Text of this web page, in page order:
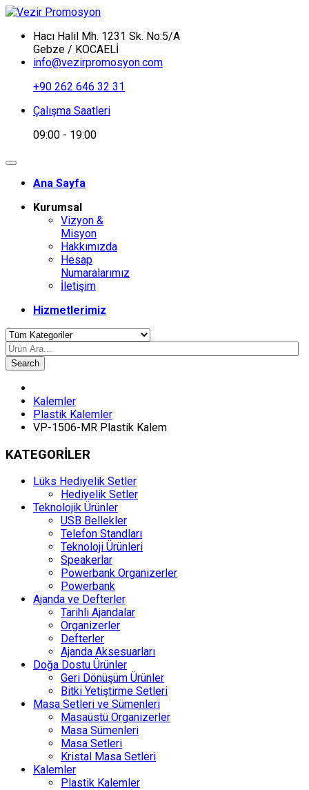
Hacı Halil Mh. 1231 Sk. No:5/A
Gebze / KOCAELİ
info@vezirpromosyon.com
+90 262 646 32 31
Çalışma Saatleri
09:00 - 19:00
Ana Sayfa
Kurumsal
Vizyon &
Misyon
Hakkımızda
Hesap
Numaralarımız
İletişim
Hizmetlerimiz
Search
Kalemler
Plastik Kalemler
VP-1506-MR Plastik Kalem
KATEGORİLER
Lüks Hediyelik Setler
Hediyelik Setler
Teknolojik Ürünler
USB Bellekler
Telefon Standları
Teknoloji Ürünleri
Speakerlar
Powerbank Organizerler
Powerbank
Ajanda ve Defterler
Tarihli Ajandalar
Organizerler
Defterler
Ajanda Aksesuarları
Doğa Dostu Ürünler
Geri Dönüşüm Ürünler
Bitki Yetiştirme Setleri
Masa Setleri ve Sümenleri
Masaüstü Organizerler
Masa Sümenleri
Masa Setleri
Kristal Masa Setleri
Kalemler
Plastik Kalemler